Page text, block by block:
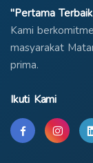
"Pertama
Kami
masyarakat
prima.
Ikuti Kami